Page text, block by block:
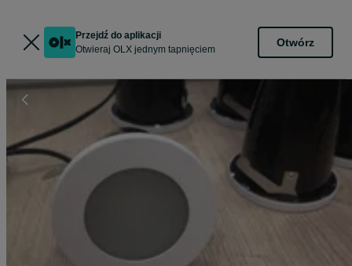
Przejdź do aplikacji
Otwieraj OLX jednym tapnięciem
Otwórz